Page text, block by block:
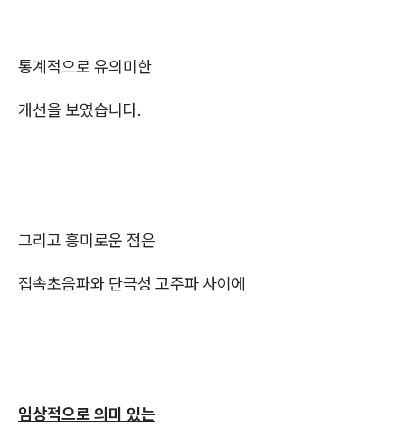
통계적으로 유의미한
개선을 보였습니다.
그리고 흥미로운 점은
집속초음파와 단극성 고주파 사이에
임상적으로 의미 있는